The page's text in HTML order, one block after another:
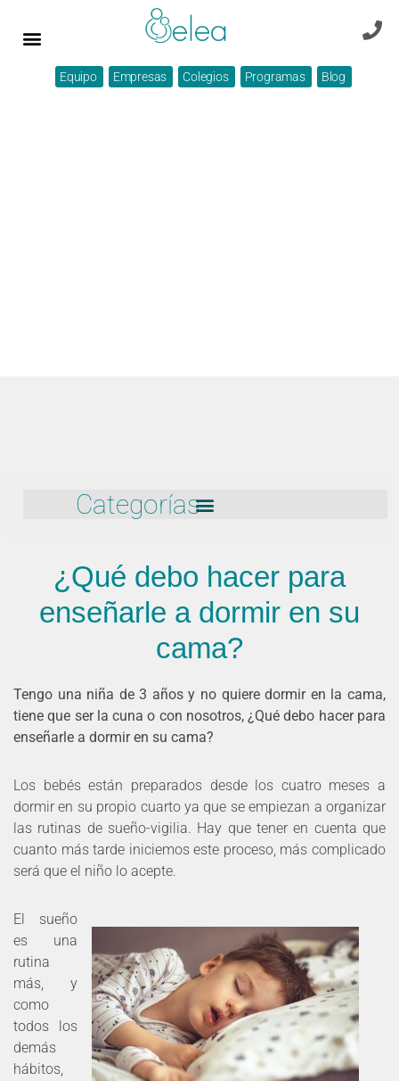
Equipo Empresas Colegios Programas Blog
¿Qué debo hacer para
enseñarle a dormir en su
cama?
Tengo una niña de 3 años y no quiere dormir en la cama,
tiene que ser la cuna o con nosotros, ¿Qué debo hacer para
enseñarle a dormir en su cama?
Los bebés están preparados desde los cuatro meses a
dormir en su propio cuarto ya que se empiezan a organizar
las rutinas de sueño-vigilia. Hay que tener en cuenta que
cuanto más tarde iniciemos este proceso, más complicado
será que el niño lo acepte.
El sueño
es una
rutina
más, y
como
todos los
demás
hábitos,
Categorías